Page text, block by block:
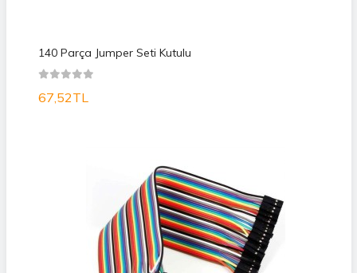
140 Parça Jumper Seti Kutulu
67,52TL